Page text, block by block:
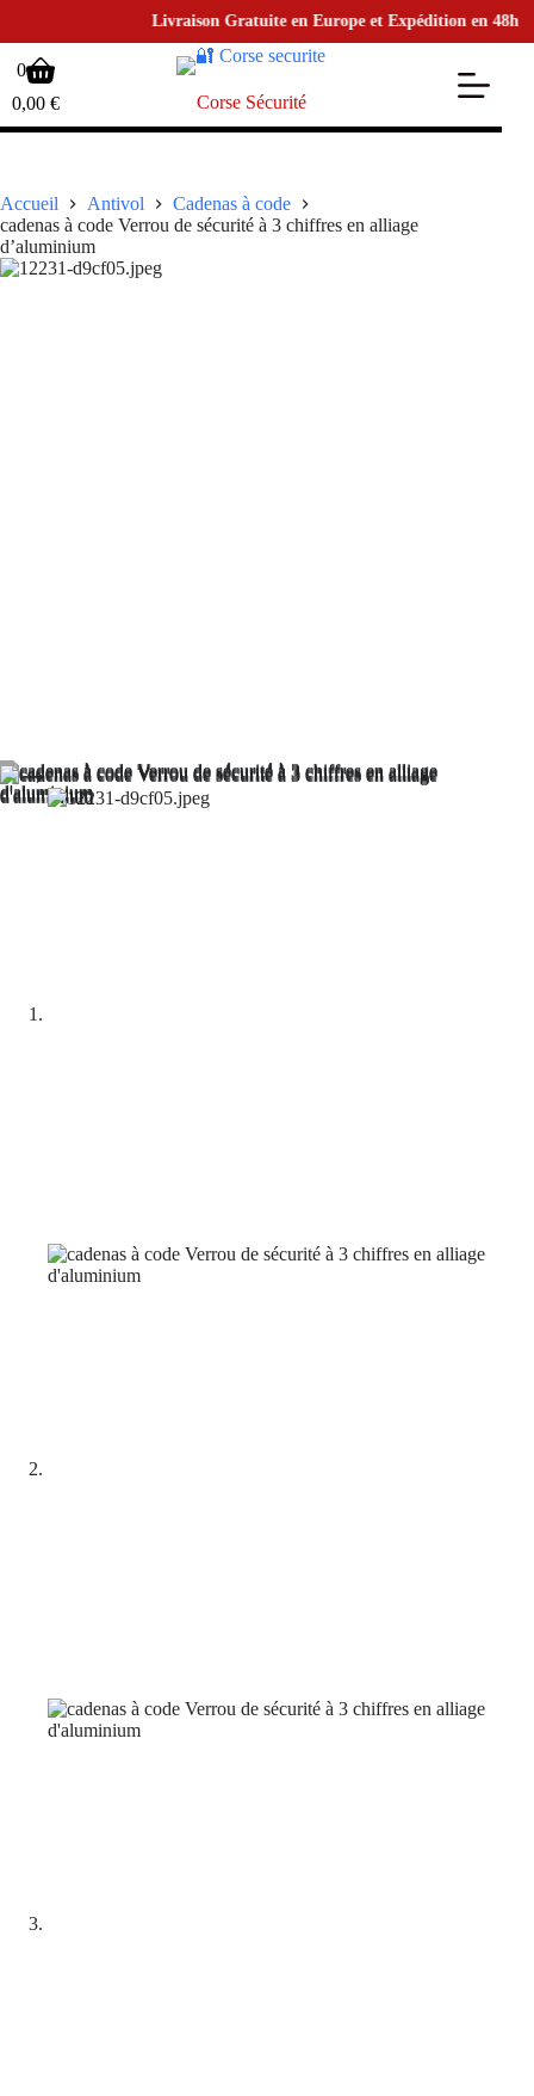
Livraison Gratuite en Europe et Expédition en 48h •
contenu
Panier
d’achat
0,00 €
0
Corse Sécurité
Accueil Antivol
Cadenas à code
cadenas à code Verrou de sécurité à 3 chiffres en alliage
d’aluminium